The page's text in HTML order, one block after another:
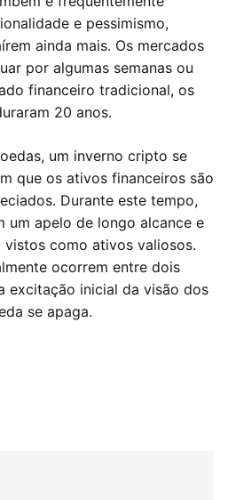
e pessimismo,
ainda mais. Os mercados
por algumas semanas ou
financeiro tradicional, os
20 anos.
um inverno cripto se
que os ativos financeiros são
Durante este tempo,
um apelo de longo alcance e
como ativos valiosos.
ocorrem entre dois
excitação inicial da visão dos
se apaga.